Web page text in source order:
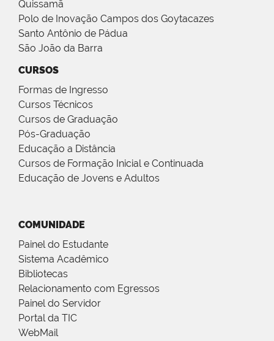
Quissamã
Polo de Inovação Campos dos Goytacazes
Santo Antônio de Pádua
São João da Barra
CURSOS
Formas de Ingresso
Cursos Técnicos
Cursos de Graduação
Pós-Graduação
Educação a Distância
Cursos de Formação Inicial e Continuada
Educação de Jovens e Adultos
COMUNIDADE
Painel do Estudante
Sistema Acadêmico
Bibliotecas
Relacionamento com Egressos
Painel do Servidor
Portal da TIC
WebMail